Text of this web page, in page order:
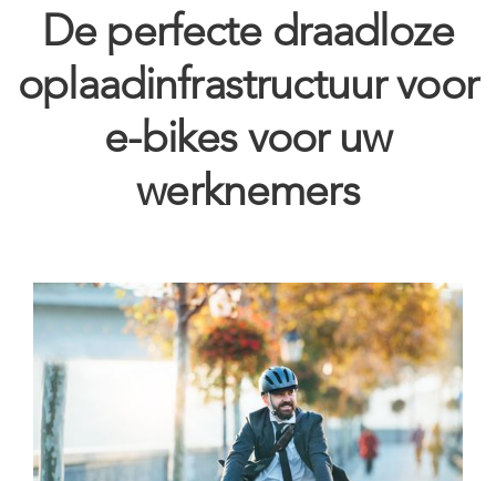
De perfecte draadloze
oplaadinfrastructuur voor
e-bikes voor uw
werknemers